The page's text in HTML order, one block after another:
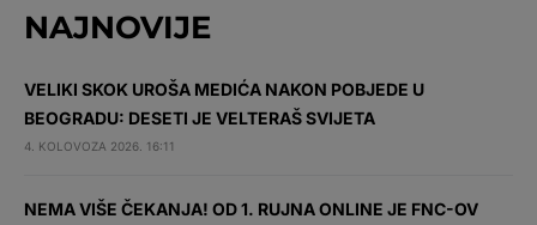
NAJNOVIJE
VELIKI SKOK UROŠA MEDIĆA NAKON POBJEDE U
BEOGRADU: DESETI JE VELTERAŠ SVIJETA
4. KOLOVOZA 2026. 16:11
NEMA VIŠE ČEKANJA! OD 1. RUJNA ONLINE JE FNC-OV